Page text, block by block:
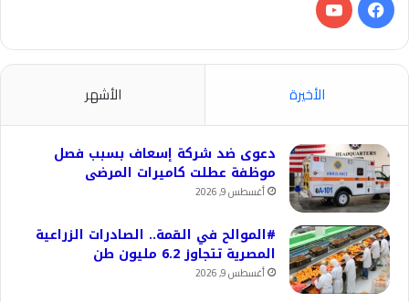
فيسبوك‫YouTube
الأخيرة الأشهر
دعوى ضد شركة إسعاف بسبب فصل
موظفة عطلت كاميرات المرضى
أغسطس 9, 2026
#الموالح في القمة.. الصادرات الزراعية
المصرية تتجاوز 6.2 مليون طن
أغسطس 9, 2026